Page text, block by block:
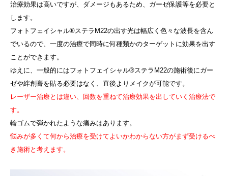
治療効果は高いですが、ダメージもあるため、ガーゼ保護等を必要と
します。
フォトフェイシャル®ステラM22の出す光は幅広く色々な波長を含ん
でいるので、一度の治療で同時に何種類かのターゲットに効果を出す
ことができます。
ゆえに、一般的にはフォトフェイシャル®ステラM22の施術後にガー
ゼや絆創膏を貼る必要はなく、直後よりメイクが可能です。
レーザー治療とは違い、回数を重ねて治療効果を出していく治療法で
す。
輪ゴムで弾かれたような痛みはあります。
悩みが多くて何から治療を受けてよいかわからない方がまず受けるべ
き施術と考えます。